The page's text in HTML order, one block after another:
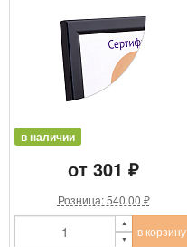
в наличии
от 301 ₽
Розница: 540.00 ₽
в корзину